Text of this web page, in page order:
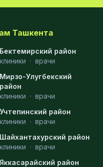
Ташкента
Бектемирский район
клиники · врачи
Мирзо-Улугбекский
район
клиники · врачи
Учтепинский район
клиники · врачи
Шайхантахурский район
клиники · врачи
Яккасарайский район